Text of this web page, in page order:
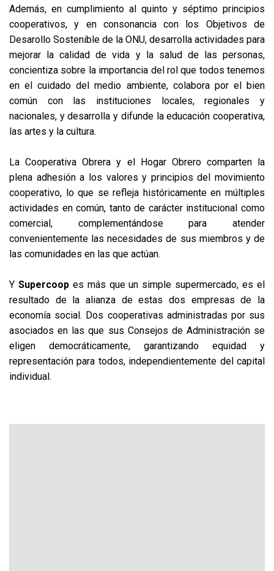
Además, en cumplimiento al quinto y séptimo principios
cooperativos, y en consonancia con los Objetivos de
Desarollo Sostenible de la ONU, desarrolla actividades para
mejorar la calidad de vida y la salud de las personas,
concientiza sobre la importancia del rol que todos tenemos
en el cuidado del medio ambiente, colabora por el bien
común con las instituciones locales, regionales y
nacionales, y desarrolla y difunde la educación cooperativa,
las artes y la cultura.
La Cooperativa Obrera y el Hogar Obrero comparten la
plena adhesión a los valores y principios del movimiento
cooperativo, lo que se refleja históricamente en múltiples
actividades en común, tanto de carácter institucional como
comercial, complementándose para atender
convenientemente las necesidades de sus miembros y de
las comunidades en las que actúan.
Y Supercoopes más que un simple supermercado, es el
resultado de la alianza de estas dos empresas de la
economía social. Dos cooperativas administradas por sus
asociados en las que sus Consejos de Administración se
eligen democráticamente, garantizando equidad y
representación para todos, independientemente del capital
individual.